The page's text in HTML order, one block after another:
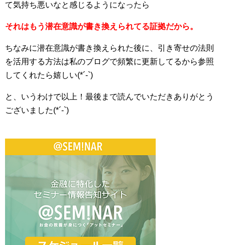
て気持ち悪いなと感じるようになったら
それはもう潜在意識が書き換えられてる証拠だから。
ちなみに潜在意識が書き換えられた後に、引き寄せの法則
を活用する方法は私のブログで頻繁に更新してるから参照
してくれたら嬉しい(*´-`)
と、いうわけで以上！最後まで読んでいただきありがとう
ございました(*´-`)